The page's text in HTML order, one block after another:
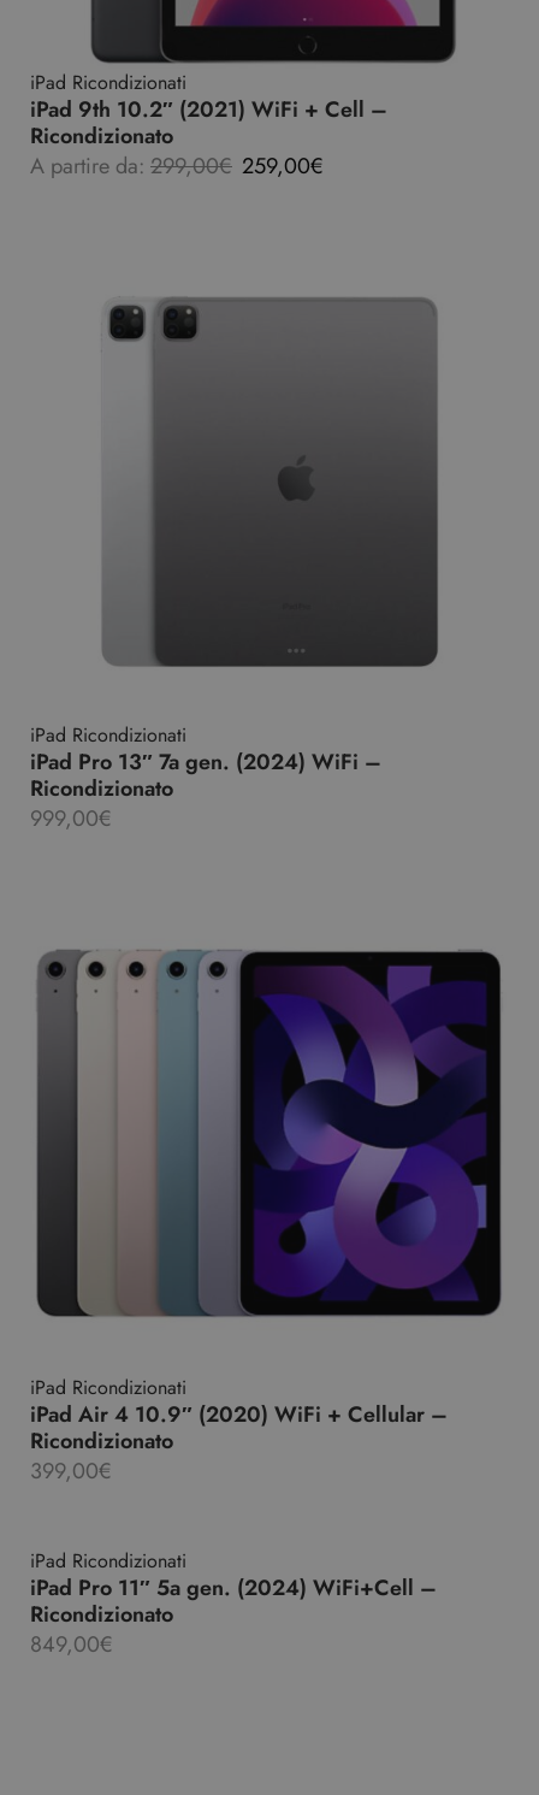
iPad Ricondizionati
iPad 9th 10.2″ (2021) WiFi + Cell –
Ricondizionato
A partire da: 299,00€ 259,00€
iPad Ricondizionati
iPad Pro 13″ 7a gen. (2024) WiFi –
Ricondizionato
999,00€
iPad Ricondizionati
iPad Air 4 10.9″ (2020) WiFi + Cellular –
Ricondizionato
399,00€
iPad Ricondizionati
iPad Pro 11″ 5a gen. (2024) WiFi+Cell –
Ricondizionato
849,00€